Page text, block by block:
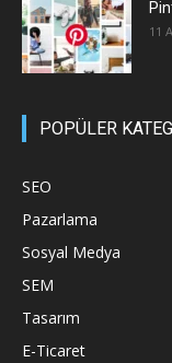
11
POPÜLER
SEO
Pazarlama
Sosyal Medya
SEM
Tasarım
E-Ticaret